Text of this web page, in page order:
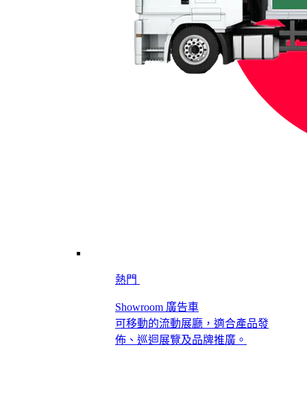
熱門
Showroom 廣告車
可移動的流動展廳，適合產品發
佈、巡迴展覽及品牌推廣。